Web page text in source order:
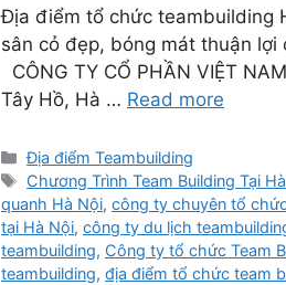
Địa điểm tổ chức teambuilding
sân cỏ đẹp, bóng mát thuận lợi
CÔNG TY CỔ PHẦN VIỆT
Tây Hồ, Hà … Read more
Categories
Địa điểm Teambuilding
Tags
Chương Trình Team Building Tại
quanh Hà Nội, công ty chuyên tổ
tại Hà Nội, công ty du lịch
teambuilding, Công ty tổ chức Team
teambuilding, địa điểm tổ chức team